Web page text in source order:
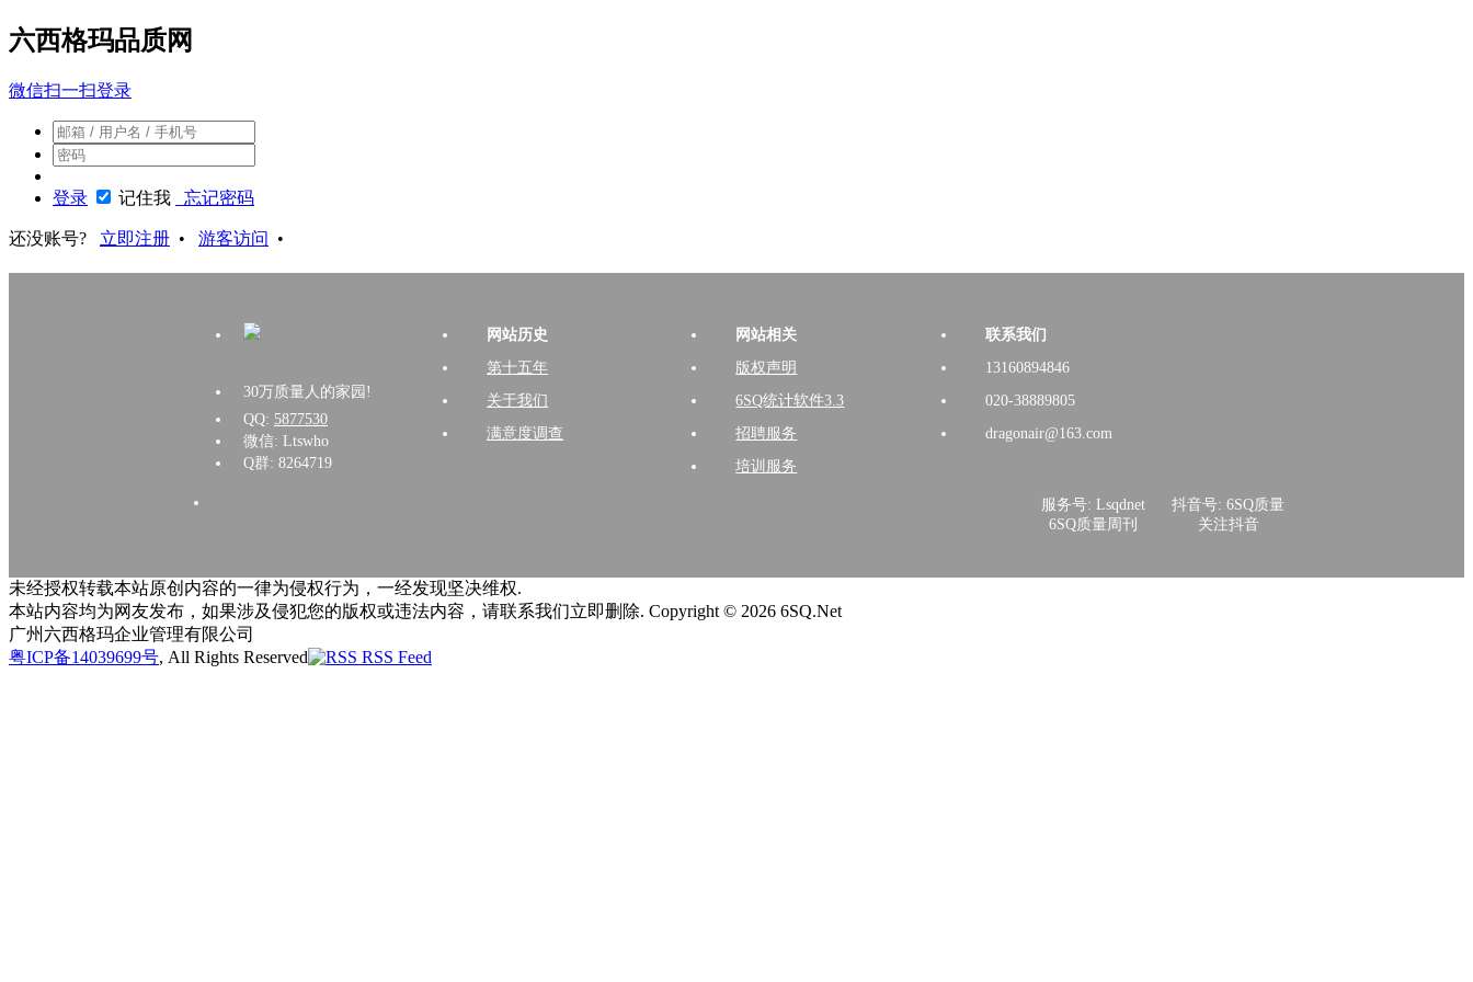
六西格玛品质网
微信扫一扫登录
登录 记住我 忘记密码
还没账号? 立即注册 • 游客访问 •
30万质量人的家园!
QQ: 5877530
微信: Ltswho
Q群: 8264719
网站历史
第十五年
关于我们
满意度调查
网站相关
版权声明
6SQ统计软件3.3
招聘服务
培训服务
联系我们
13160894846
020-38889805
dragonair@163.com
服务号: Lsqdnet
6SQ质量周刊
抖音号: 6SQ质量
关注抖音
未经授权转载本站原创内容的一律为侵权行为，一经发现坚决维权.
本站内容均为网友发布，如果涉及侵犯您的版权或违法内容，请联系我们立即删除. Copyright © 2026 6SQ.Net
广州六西格玛企业管理有限公司
粤ICP备14039699号, All Rights Reserved RSS Feed